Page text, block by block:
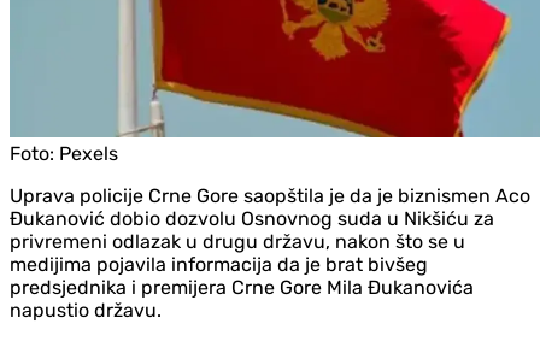
Foto: Pexels
Uprava policije Crne Gore saopštila je da je biznismen Aco
Đukanović dobio dozvolu Osnovnog suda u Nikšiću za
privremeni odlazak u drugu državu, nakon što se u
medijima pojavila informacija da je brat bivšeg
predsjednika i premijera Crne Gore Mila Đukanovića
napustio državu.